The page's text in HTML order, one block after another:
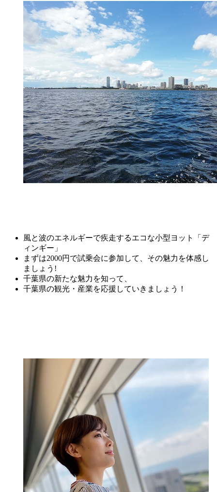
風と波のエネルギーで疾走するエコな小型ヨット「デ
ィンギー」
まずは2000円で試乗会に参加して、その魅力を体感し
ましょう!
千葉県の新たな魅力を知って、
千葉県の観光・産業を応援していきましょう！